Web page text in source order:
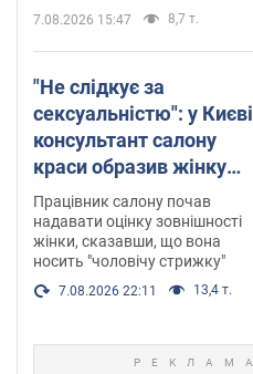
7.08.2026 15:47 8,7 т.
"Не слідкує за
сексуальністю": у Києві
консультант салону
краси образив жінку
після хімієтерапії,
розгорівся скандал.
Фото
Працівник салону почав
надавати оцінку зовнішності
жінки, сказавши, що вона
носить "чоловічу стрижку"
7.08.2026 22:11 13,4 т.